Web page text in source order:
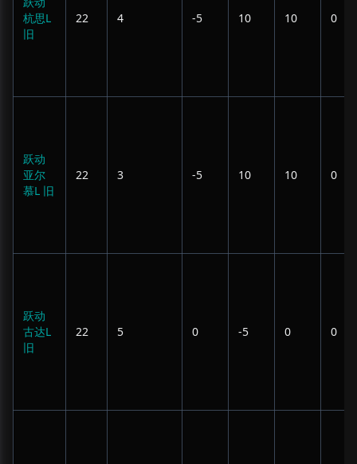
杭思L
旧
22 4 -5 10 10 0
跃动
亚尔
慕L 旧
22 3 -5 10 10 0
跃动
古达L
旧
22 5 0 -5 0 0